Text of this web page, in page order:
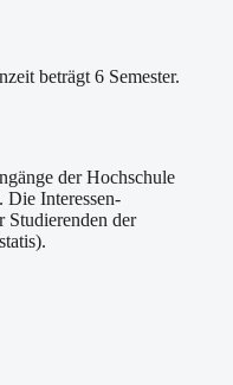
beträgt 6 Semester.
der Hochschule
Die Interessen-
der